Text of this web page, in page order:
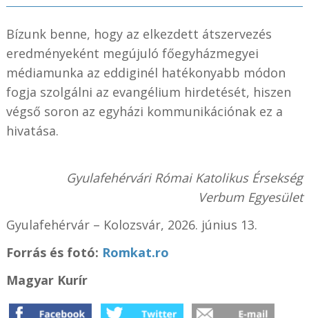
Bízunk benne, hogy az elkezdett átszervezés
eredményeként megújuló főegyházmegyei
médiamunka az eddiginél hatékonyabb módon
fogja szolgálni az evangélium hirdetését, hiszen
végső soron az egyházi kommunikációnak ez a
hivatása.
Gyulafehérvári Római Katolikus Érsekség
Verbum Egyesület
Gyulafehérvár – Kolozsvár, 2026. június 13.
Forrás és fotó: Romkat.ro
Magyar Kurír